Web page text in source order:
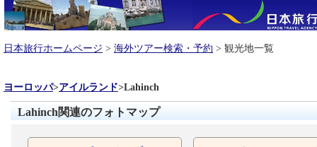
日本旅行ホームページ > 海外ツアー検索・予約 > 観光地一覧
ヨーロッパ>アイルランド>Lahinch
Lahinch関連のフォトマップ